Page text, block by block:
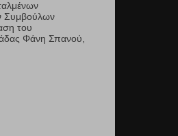
Συμβούλων
του
Φάνη Σπανού,